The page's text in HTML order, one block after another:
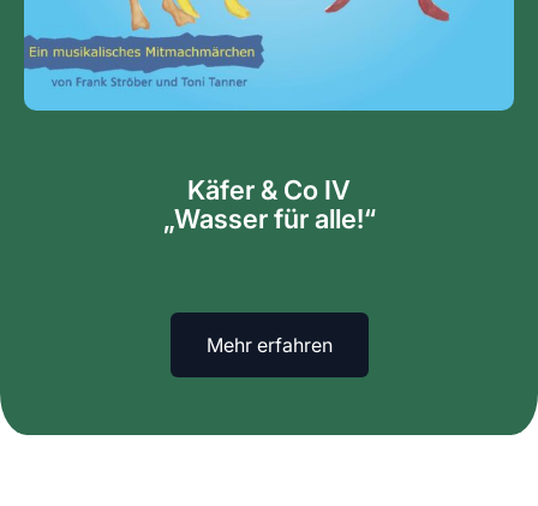
Käfer & Co IV
„Wasser für alle!“
Mehr erfahren